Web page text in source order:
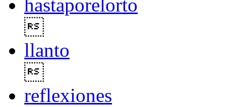
hastaporelorto
llanto
reflexiones